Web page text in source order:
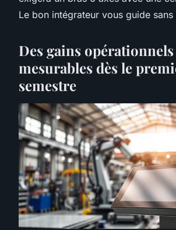
Le bon intégrateur vous guide
Des gains opérationnels
mesurables dès le
semestre